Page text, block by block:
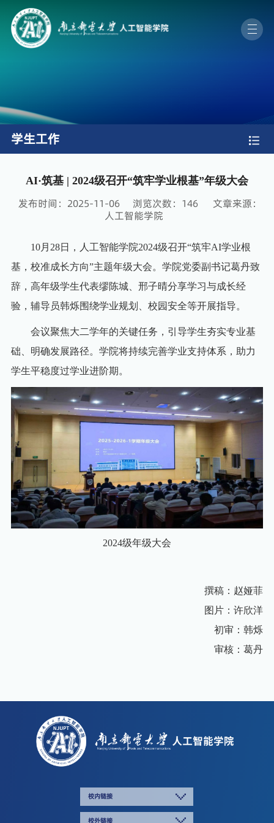
学生工作
​AI·筑基 | 2024级召开“筑牢学业根基”年级大会
发布时间：2025-11-06 浏览次数： 146
文章来源：
人工智能学院
10月28日，人工智能学院2024级召开“筑牢AI学业根
基，校准成长方向”主题年级大会。学院党委副书记葛丹致
辞，高年级学生代表缪陈城、邢子晴分享学习与成长经
验，辅导员韩烁围绕学业规划、校园安全等开展指导。
会议聚焦大二学年的关键任务，引导学生夯实专业基
础、明确发展路径。学院将持续完善学业支持体系，助力
学生平稳度过学业进阶期。
2024级年级大会
撰稿：赵娅菲
图片：许欣洋
初审：韩烁
审核：葛丹
校内链接
校外链接